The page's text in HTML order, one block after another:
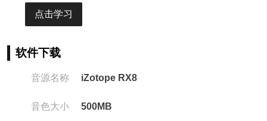
点击学习
软件下载
音源名称 iZotope RX8
音色大小 500MB